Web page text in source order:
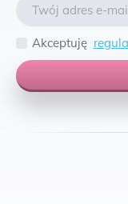
Akceptuję